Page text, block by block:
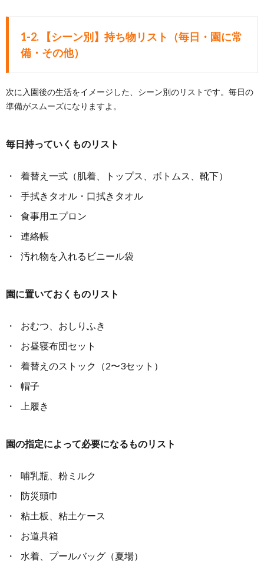
1-2. 【シーン別】持ち物リスト（毎日・園に常
備・その他）
次に入園後の生活をイメージした、シーン別のリストです。毎日の
準備がスムーズになりますよ。
毎日持っていくものリスト
着替え一式（肌着、トップス、ボトムス、靴下）
手拭きタオル・口拭きタオル
食事用エプロン
連絡帳
汚れ物を入れるビニール袋
園に置いておくものリスト
おむつ、おしりふき
お昼寝布団セット
着替えのストック（2〜3セット）
帽子
上履き
園の指定によって必要になるものリスト
哺乳瓶、粉ミルク
防災頭巾
粘土板、粘土ケース
お道具箱
水着、プールバッグ（夏場）